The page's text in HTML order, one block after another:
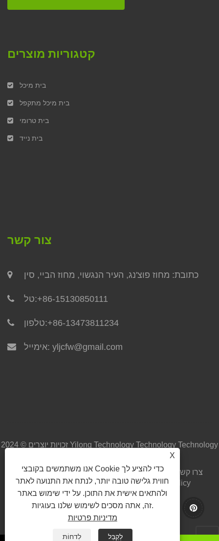
קטגוריות מוצרים
בית מיכל
בית מיכל מתקפל
בית טרומי
בית נייד
צור קשר
כתובת: מחוז פוצ'נג, העיר הנגשוי, מחוז הביי, סין
טל:+86-15130850111
טלפון:+86-13473811234
אימייל: yljcfw@gmail.com
זכויות יוצרים © 2024 Yilong Technology Technology Technology
בית
עלינו מוצרים חֲדָשׁוֹת הורד שלח שאילתה
צרו קשר
קישורים
Sitemap RSS XML Privacy Policy
X
אנו משתמשים בקובצי Cookie כדי להציע לך
חווית גלישה טובה יותר, לנתח את התנועה לאתר
ולהתאים אישית את התוכן. על ידי שימוש באתר
זה, אתה מסכים לשימוש שלנו בעוגיות.
מדיניות פרטיות
לִדחוֹת לְקַבֵּל